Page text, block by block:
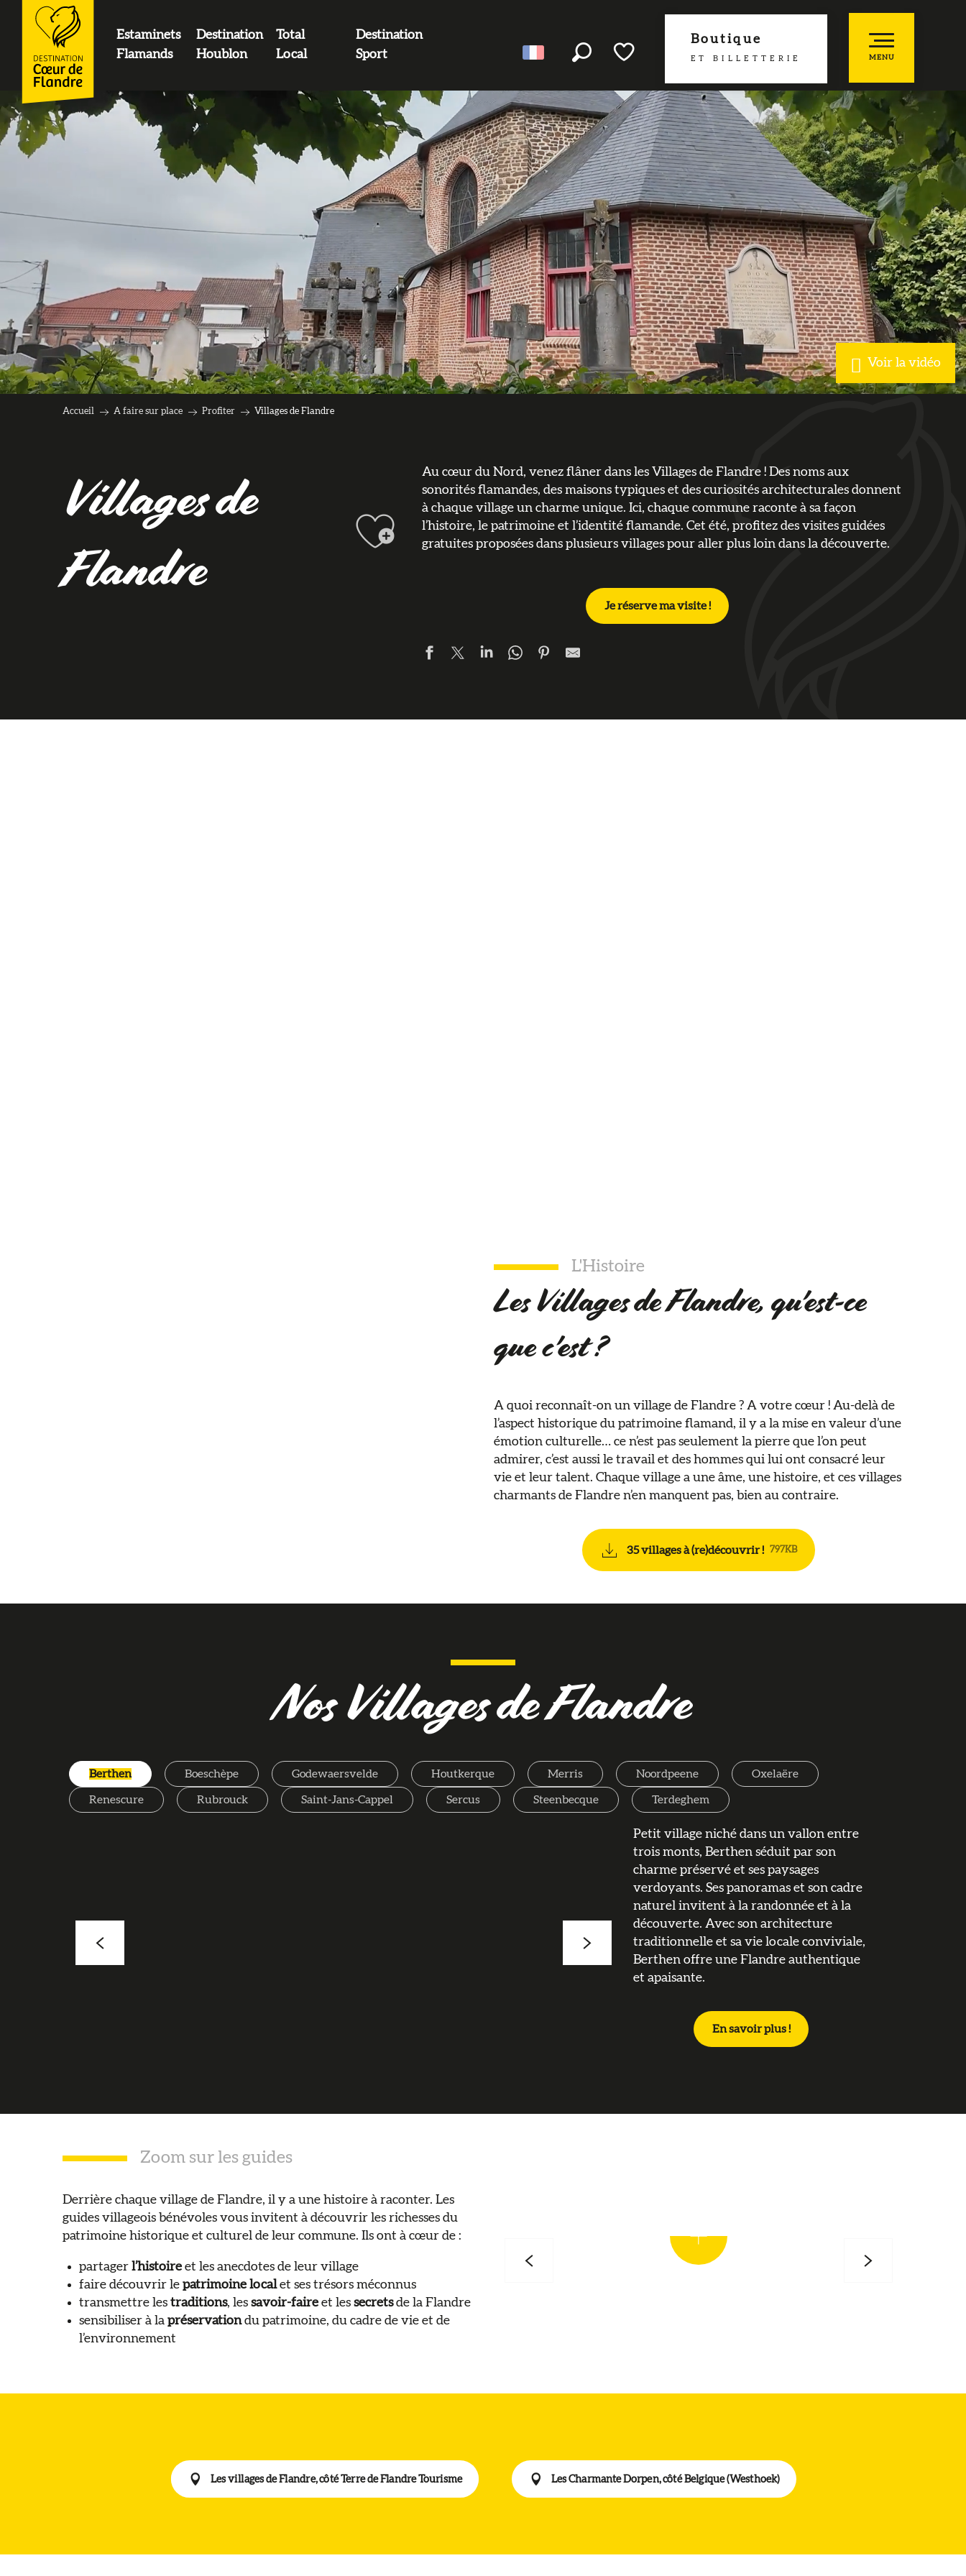
contenu
principal
Boutique
ET BILLETTERIE
Estaminets
Flamands
Destination
Houblon
Total
Local
Destination
Sport
MENU
LOGO
Voir la vidéo
Accueil A faire sur place Profiter Villages de Flandre
Villages de
Flandre
Ajouter aux favoris
Au cœur du Nord, venez flâner dans les Villages de Flandre ! Des noms aux
sonorités flamandes, des maisons typiques et des curiosités architecturales donnent
à chaque village un charme unique. Ici, chaque commune raconte à sa façon
l’histoire, le patrimoine et l’identité flamande. Cet été, profitez des visites guidées
gratuites proposées dans plusieurs villages pour aller plus loin dans la découverte.
Je réserve ma visite !
L'Histoire
Les Villages de Flandre, qu'est-ce
que c'est ?
A quoi reconnaît-on un village de Flandre ? A votre cœur ! Au-delà de
l’aspect historique du patrimoine flamand, il y a la mise en valeur d’une
émotion culturelle… ce n’est pas seulement la pierre que l’on peut
admirer, c’est aussi le travail et des hommes qui lui ont consacré leur
vie et leur talent. Chaque village a une âme, une histoire, et ces villages
charmants de Flandre n’en manquent pas, bien au contraire.
35 villages à (re)découvrir ! 797KB
Nos Villages de Flandre
Berthen Boeschèpe Godewaersvelde Houtkerque Merris Noordpeene Oxelaëre
Renescure Rubrouck Saint-Jans-Cappel Sercus Steenbecque Terdeghem
Petit village niché dans un vallon entre
trois monts, Berthen séduit par son
charme préservé et ses paysages
verdoyants. Ses panoramas et son cadre
naturel invitent à la randonnée et à la
découverte. Avec son architecture
traditionnelle et sa vie locale conviviale,
Berthen offre une Flandre authentique
et apaisante.
En savoir plus !
Zoom sur les guides
Derrière chaque village de Flandre, il y a une histoire à raconter. Les
guides villageois bénévoles vous invitent à découvrir les richesses du
patrimoine historique et culturel de leur commune. Ils ont à cœur de :
partager l’histoireet les anecdotes de leur village
faire découvrir le patrimoine localet ses trésors méconnus
transmettre les traditions, les savoir-faireet les secretsde la Flandre
sensibiliser à la préservationdu patrimoine, du cadre de vie et de
l’environnement
Les villages de Flandre, côté Terre de Flandre Tourisme Les Charmante Dorpen, côté Belgique (Westhoek)